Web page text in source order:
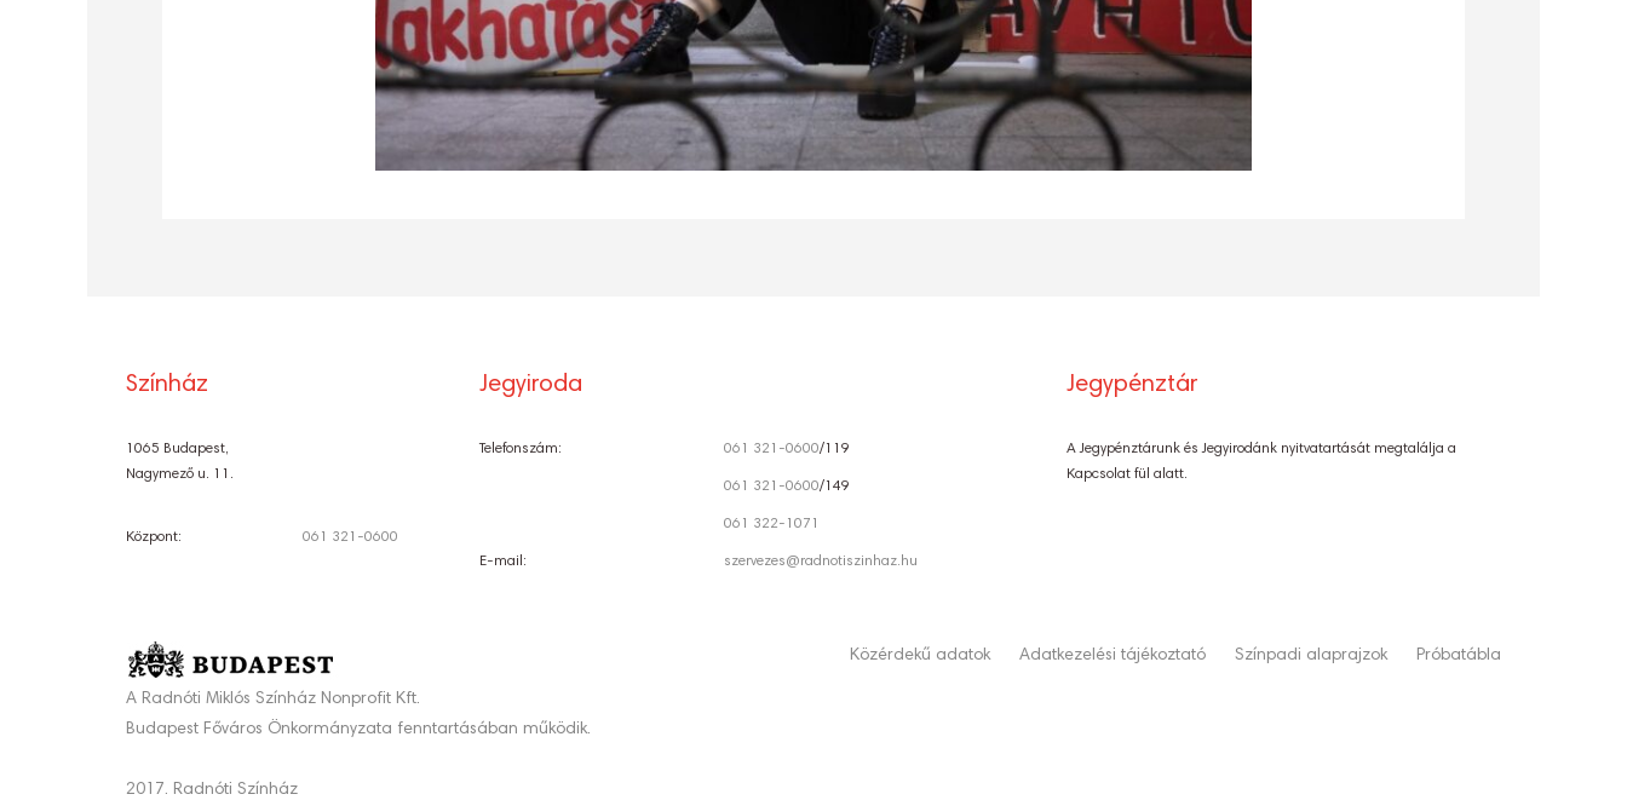
Színház
1065 Budapest,
Nagymező u. 11.
Központ: 061 321-0600
Jegyiroda
Telefonszám: 061 321-0600/119
061 321-0600/149
061 322-1071
E-mail: szervezes@radnotiszinhaz.hu
Jegypénztár
A Jegypénztárunk és Jegyirodánk nyitvatartását megtalálja a
Kapcsolat fül alatt.
A Radnóti Miklós Színház Nonprofit Kft.
Budapest Főváros Önkormányzata fenntartásában működik.
2017. Radnóti Színház
Közérdekű adatok Adatkezelési tájékoztató Színpadi alaprajzok Próbatábla